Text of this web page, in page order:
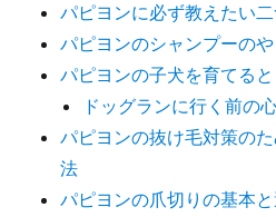
パピヨンに必ず教えたい二
パピヨンのシャンプーの
パピヨンの子犬を育てる
ドッグランに行く前の
パピヨンの抜け毛対策の
法
パピヨンの爪切りの基本